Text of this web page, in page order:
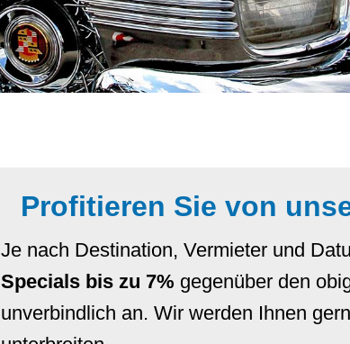
Profitieren Sie von
Je nach Destination, Vermieter und
Specials bis zu 7% gegenüber den
unverbindlich an. Wir werden Ihnen